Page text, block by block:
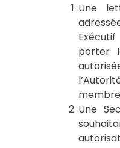
Une
porter
Une